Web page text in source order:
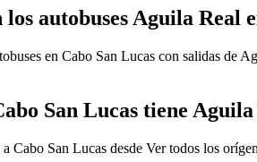
autobuses Aguila Real
en Cabo San Lucas con salidas
San Lucas tiene
Cabo San Lucas desde Ver todos los